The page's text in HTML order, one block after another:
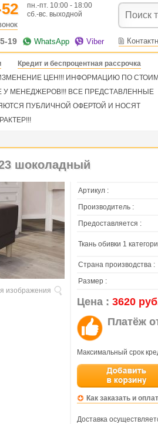
пн.-пт. 10:00 - 18:00
сб.-вс. выходной
19 WhatsApp Viber
Кредит и беспроцентная рассрочка
ЦЕН!!! ИНФОРМАЦИЮ ПО
У МЕНЕДЖЕРОВ!!! ВСЕ ПРЕДСТАВЛЕННЫЕ
ПУБЛИЧНОЙ ОФЕРТОЙ И НОСЯТ
шоколадный
изображения
Артикул :
Производитель :
Предоставляется :
Ткань обивки 1
Страна производства :
Размер :
Цена : 3620
Платёж
Максимальный срок
Как заказать и
Доставка